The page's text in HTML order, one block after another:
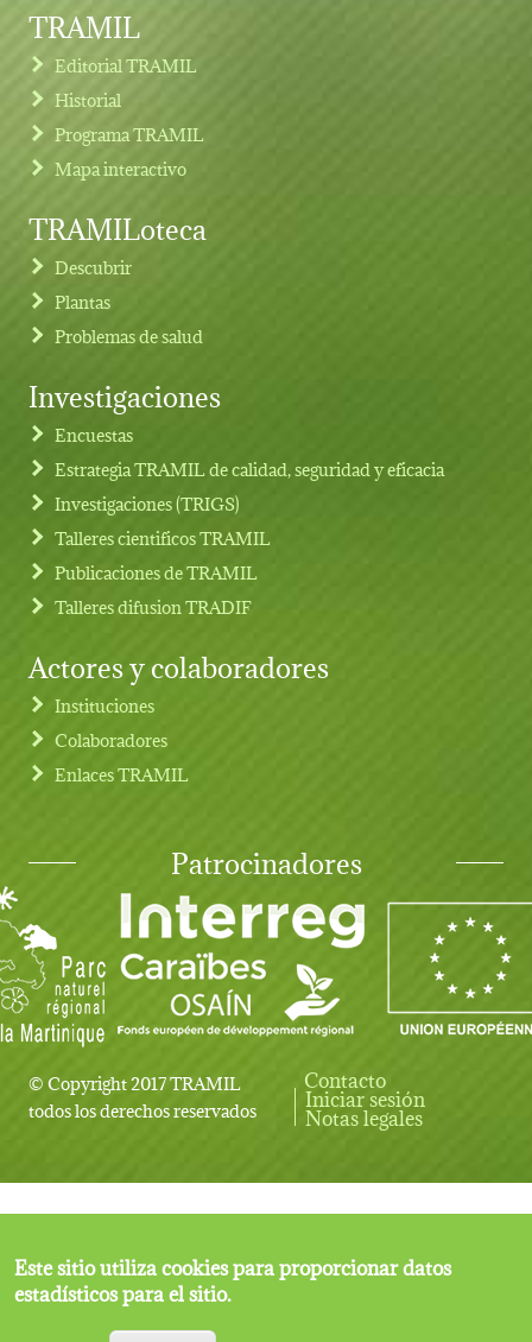
Footer menu
TRAMIL
Editorial TRAMIL
Historial
Programa TRAMIL
Mapa interactivo
TRAMILoteca
Descubrir
Plantas
Problemas de salud
Investigaciones
Encuestas
Estrategia TRAMIL de calidad, seguridad y eficacia
Investigaciones (TRIGS)
Talleres cientificos TRAMIL
Publicaciones de TRAMIL
Talleres difusion TRADIF
Actores y colaboradores
Instituciones
Colaboradores
Enlaces TRAMIL
Patrocinadores
© Copyright 2017 TRAMIL
todos los derechos reservados
User account menu
Contacto
Iniciar sesión
Notas legales
Este sitio utiliza cookies para proporcionar datos
estadísticos para el sitio.